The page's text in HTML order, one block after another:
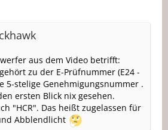
aus dem Video betrifft:
zu der E-Prüfnummer (E24 -
5-stelige Genehmigungsnummer .
ersten Blick nix gesehen.
"HCR". Das heißt zugelassen für
Abblendlicht